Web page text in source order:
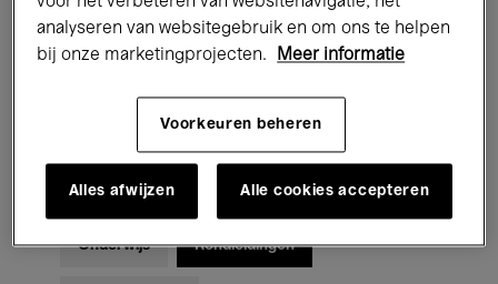
Performances Lezingen & Debatten
Jazz Klassieke Muziek Global Music
Voor iedereen Kids’ Palace
Onderwijs Rondleidingen
analyseren van websitegebruik en om ons te helpen
bij onze marketingprojecten.
Meer informatie
Voorkeuren beheren
Alles afwijzen Alle cookies accepteren